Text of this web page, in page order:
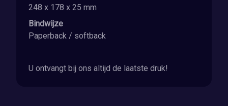
248 x 178 x 25 mm
Bindwijze
Paperback / softback
U ontvangt bij ons altijd de laatste druk!